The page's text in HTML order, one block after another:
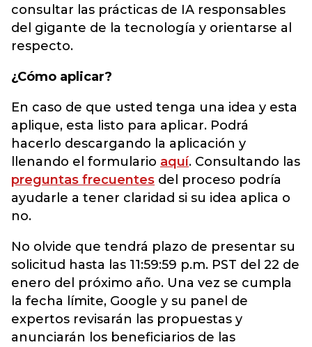
consultar las prácticas de IA responsables
del gigante de la tecnología y orientarse al
respecto.
¿Cómo aplicar?
En caso de que usted tenga una idea y esta
aplique, esta listo para aplicar. Podrá
hacerlo descargando la aplicación y
llenando el formulario aquí. Consultando las
preguntas frecuentes del proceso podría
ayudarle a tener claridad si su idea aplica o
no.
No olvide que tendrá plazo de presentar su
solicitud hasta las 11:59:59 p.m. PST del 22 de
enero del próximo año. Una vez se cumpla
la fecha límite, Google y su panel de
expertos revisarán las propuestas y
anunciarán los beneficiarios de las